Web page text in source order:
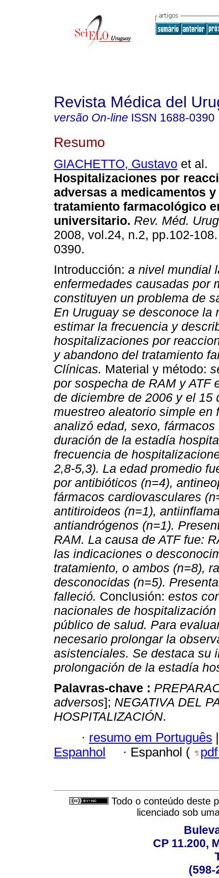
Revista Médica del
versão On-line ISSN 1688-0390
Resumo
GIACHETTO, Gustavo et al.
Hospitalizaciones por
adversas a medicamentos
tratamiento farmacológico
universitario. Rev. Méd.
2008, vol.24, n.2, pp.102-
0390.
Introducción: a nivel mundial
enfermedades causadas por
constituyen un problema de
En Uruguay se desconoce
estimar la frecuencia y
hospitalizaciones por
y abandono del tratamiento
Clínicas. Material y método:
por sospecha de RAM y ATF
de diciembre de 2006 y el 15
muestreo aleatorio simple en
analizó edad, sexo,
duración de la estadía
frecuencia de
2,8-5,3). La edad promedio
por antibióticos (n=4),
fármacos cardiovasculares
antitiroideos (n=1),
antiandrógenos (n=1).
RAM. La causa de ATF fue:
las indicaciones o
tratamiento, o ambos (n=8),
desconocidas (n=5).
falleció. Conclusión: estos
nacionales de
público de salud. Para
necesario prolongar la
asistenciales. Se destaca su
prolongación de la estadía
Palavras-chave :
adversos]; NEGATIVA DEL
HOSPITALIZACIÓN.
· resumo em Português |
Espanhol
· Espanhol (
Todo o conteúdo deste
licenciado sob
CP 11.200,
(598-